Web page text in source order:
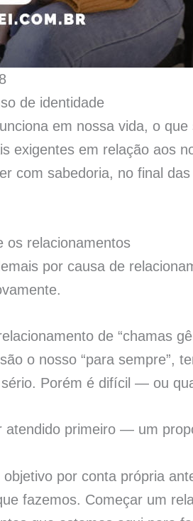
de identidade
em nossa vida, o
exigentes em relação aos
com sabedoria, no final
os relacionamentos
por causa de
de “chamas
o nosso “para sempre”,
Porém é difícil — ou
atendido primeiro — um
por conta própria
fazemos. Começar um